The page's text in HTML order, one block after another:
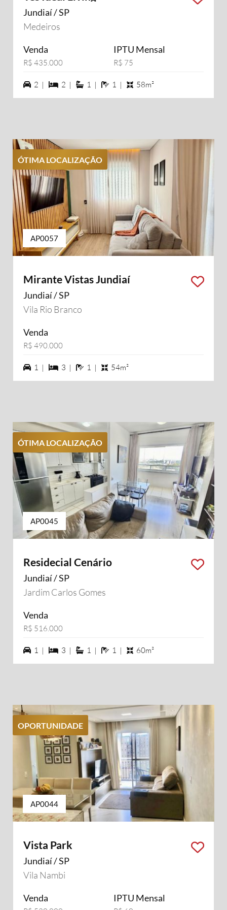
Jundiaí / SP
Medeiros
Venda
R$ 435.000
IPTU Mensal
R$ 75
2 vagas na garagem
2 | 2 dormiórios
2 | 1 suítes
1 | 1 banheiros
1 | 58m²
ÓTIMA LOCALIZAÇÃO
AP0057
Mirante Vistas Jundiaí
Jundiaí / SP
Vila Rio Branco
Venda
R$ 490.000
1 vagas na garagem
1 | 3 dormiórios
3 | 1 banheiros
1 | 54m²
ÓTIMA LOCALIZAÇÃO
AP0045
Residecial Cenário
Jundiaí / SP
Jardim Carlos Gomes
Venda
R$ 516.000
1 vagas na garagem
1 | 3 dormiórios
3 | 1 suítes
1 | 1 banheiros
1 | 60m²
OPORTUNIDADE
AP0044
Vista Park
Jundiaí / SP
Vila Nambi
Venda IPTU Mensal